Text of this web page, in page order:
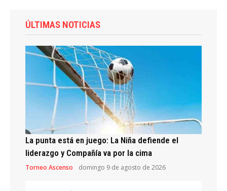
ÚLTIMAS NOTICIAS
La punta está en juego: La Niña defiende el
liderazgo y Compañía va por la cima
Torneo Ascenso domingo 9 de agosto de 2026